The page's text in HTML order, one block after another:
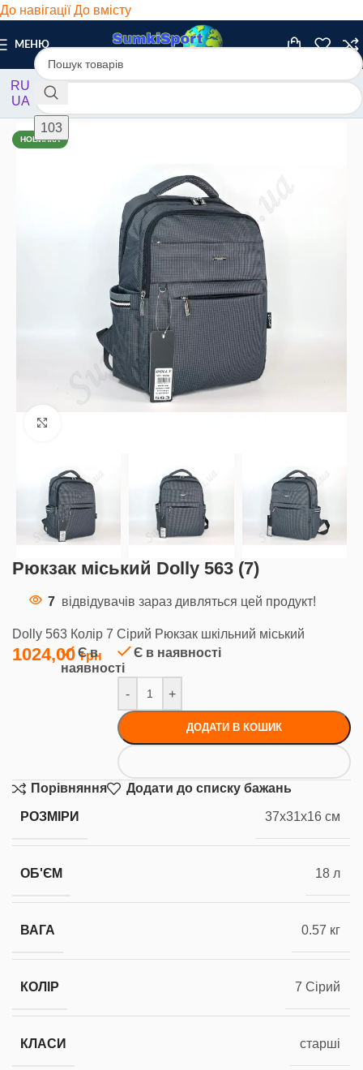
До навігаціїДо вмісту
МЕНЮ
RU
UA
Головна/ Рюкзаки/ Міські
НОВИНКА
Рюкзак міський Dolly 563 (7)
7 відвідувачів зараз дивляться цей продукт!
Dolly 563 Колір 7 Сірий Рюкзак шкільний міський
1024,00Є в
наявності
Є в наявності
- +
ДОДАТИ В КОШИК
Порівняння Додати до списку бажань
РОЗМІРИ 37x31x16 см
ОБ'ЄМ 18 л
ВАГА 0.57 кг
КОЛІР 7 Сірий
КЛАСИ старші